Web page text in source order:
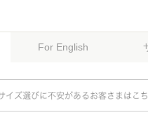
For English